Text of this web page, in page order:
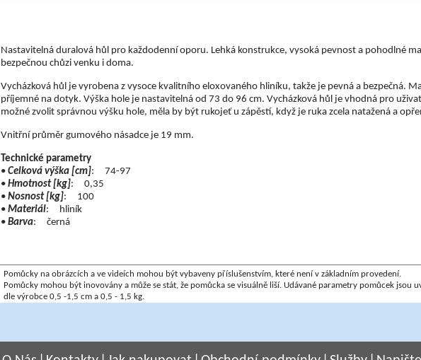
Nastavitelná duralová hůl pro každodenní oporu. Lehká konstrukce, vysoká pevnost a pohodlné
bezpečnou chůzi venku i doma.
Vycházková hůl je vyrobena z vysoce kvalitního eloxovaného hliníku, takže je pevná a bezpečná.
příjemné na dotyk. Výška hole je nastavitelná od 73 do 96 cm. Vycházková hůl je vhodná pro
možné zvolit správnou výšku hole, měla by být rukojeť u zápěstí, když je ruka zcela natažená a
Vnitřní průměr gumového násadce je 19 mm.
Technické parametry
• Celková výška [cm]: 74-97
• Hmotnost [kg]: 0,35
• Nosnost [kg]: 100
• Materiál: hliník
• Barva: černá
Pomůcky na obrázcích a ve videích mohou být vybaveny příslušenstvím, které není v základním provedení.
Pomůcky mohou být inovovány a může se stát, že pomůcka se visuálně liší. Udávané parametry pomůcek jsou
dle výrobce 0,5 -1,5 cm a 0,5 - 1,5 kg.